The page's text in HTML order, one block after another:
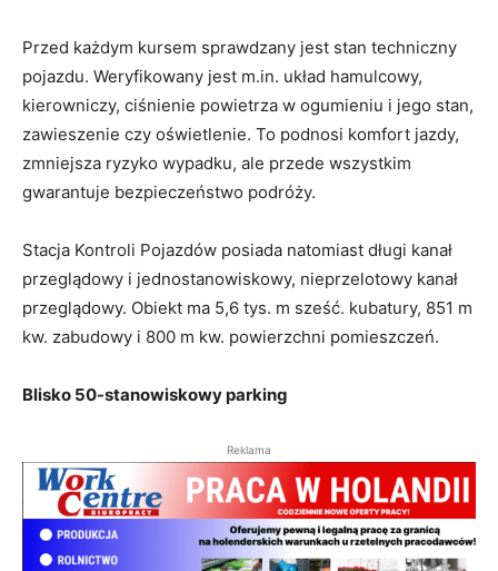
Przed każdym kursem sprawdzany jest stan techniczny
pojazdu. Weryfikowany jest m.in. układ hamulcowy,
kierowniczy, ciśnienie powietrza w ogumieniu i jego stan,
zawieszenie czy oświetlenie. To podnosi komfort jazdy,
zmniejsza ryzyko wypadku, ale przede wszystkim
gwarantuje bezpieczeństwo podróży.
Stacja Kontroli Pojazdów posiada natomiast długi kanał
przeglądowy i jednostanowiskowy, nieprzelotowy kanał
przeglądowy. Obiekt ma 5,6 tys. m sześć. kubatury, 851 m
kw. zabudowy i 800 m kw. powierzchni pomieszczeń.
Blisko 50-stanowiskowy parking
Reklama